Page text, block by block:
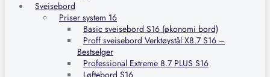
Sveisebord
Priser system 16
Basic sveisebord S16 (økonomi bord)
Proff sveisebord Verktøystål X8.7 S16 –
Bestselger
Professional Extreme 8.7 PLUS S16
Løftebord S16